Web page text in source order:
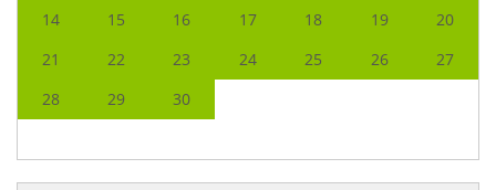
14
15 16 17 18 19
20
21
22 23 24 25 26
27
28
29 30